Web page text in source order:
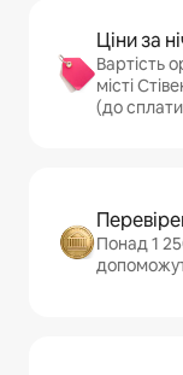
Ціни за
Вартість
місті
(до сплати
Понад 1